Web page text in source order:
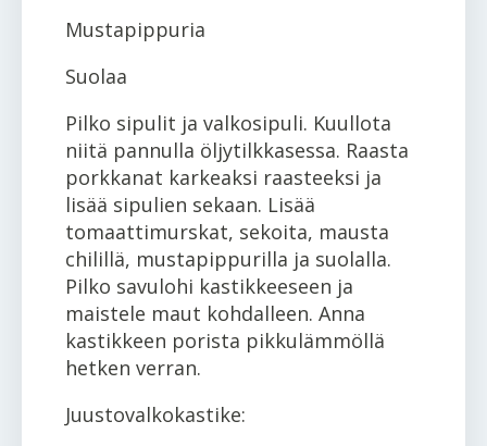
Mustapippuria
Suolaa
Pilko sipulit ja valkosipuli. Kuullota
niitä pannulla öljytilkkasessa. Raasta
porkkanat karkeaksi raasteeksi ja
lisää sipulien sekaan. Lisää
tomaattimurskat, sekoita, mausta
chilillä, mustapippurilla ja suolalla.
Pilko savulohi kastikkeeseen ja
maistele maut kohdalleen. Anna
kastikkeen porista pikkulämmöllä
hetken verran.
Juustovalkokastike: